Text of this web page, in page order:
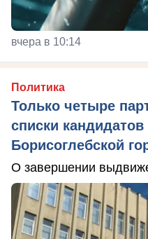
вчера в 10:14
Политика
Только четыре
списки
Борисоглебской
О завершении